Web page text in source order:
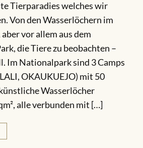
Tierparadies welches wir
Von den Wasserlöchern im
vor allem aus dem
die Tiere zu beobachten –
Im Nationalpark sind 3 Camps
OKAUKUEJO) mit 50
Wasserlöcher
alle verbunden mit […]